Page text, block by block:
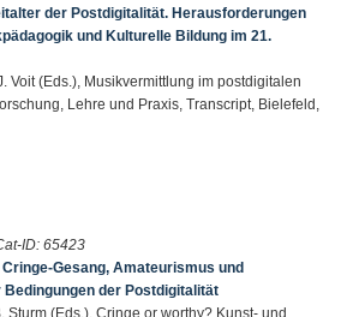
der Postdigitalität. Herausforderungen
und Kulturelle Bildung im 21.
Voit (Eds.), Musikvermittlung im postdigitalen
Lehre und Praxis, Transcript, Bielefeld,
ID: 65423
Gesang, Amateurismus und
der Postdigitalität
Sturm (Eds.), Cringe or worthy? Kunst- und